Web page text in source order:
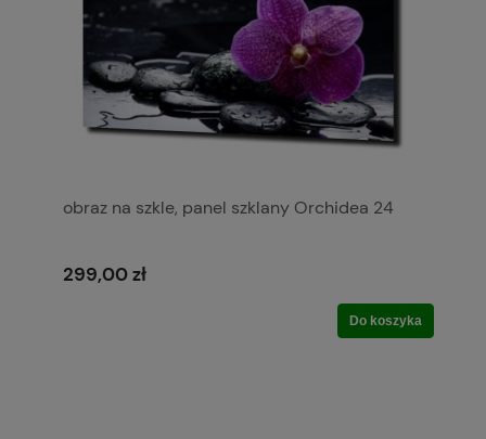
obraz na szkle, panel szklany Orchidea 24
299,00 zł
Do koszyka